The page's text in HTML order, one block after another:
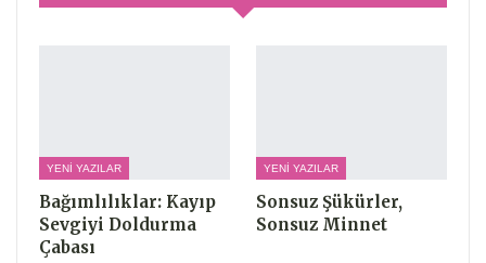
YENI YAZILAR
Bağımlılıklar: Kayıp
Sevgiyi Doldurma
Çabası
YENI YAZILAR
Sonsuz Şükürler,
Sonsuz Minnet